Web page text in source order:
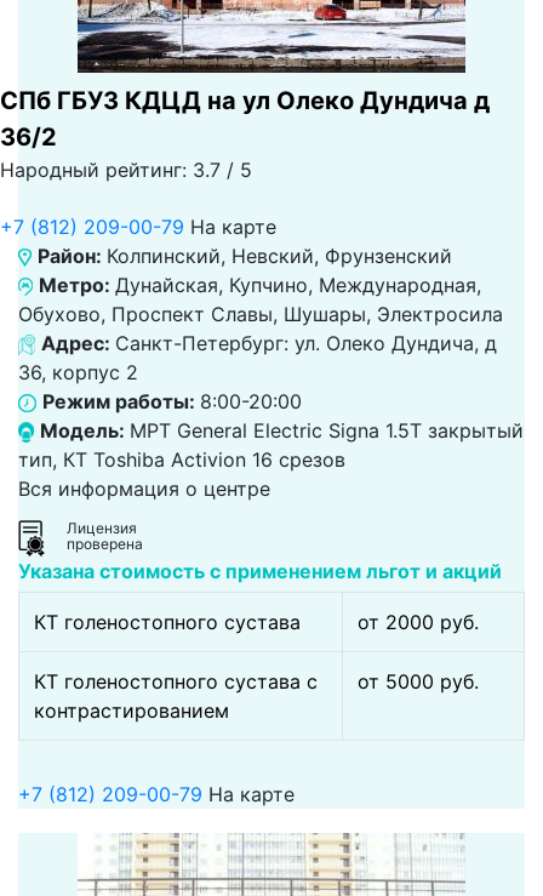
СПб ГБУЗ КДЦД на ул Олеко Дундича д
36/2
Народный рейтинг: 3.7 / 5
+7 (812) 209-00-79 На карте
Район: Колпинский, Невский, Фрунзенский
Метро: Дунайская, Купчино, Международная,
Обухово, Проспект Славы, Шушары, Электросила
Адрес: Санкт-Петербург: ул. Олеко Дундича, д
36, корпус 2
Режим работы: 8:00-20:00
Модель: МРТ General Electric Signa 1.5T закрытый
тип, КТ Toshiba Activion 16 срезов
Вся информация о центре
Лицензия
проверена
Указана стоимость с применением льгот и акций
КТ голеностопного сустава от 2000 pуб.
КТ голеностопного сустава с
контрастированием
от 5000 pуб.
+7 (812) 209-00-79 На карте